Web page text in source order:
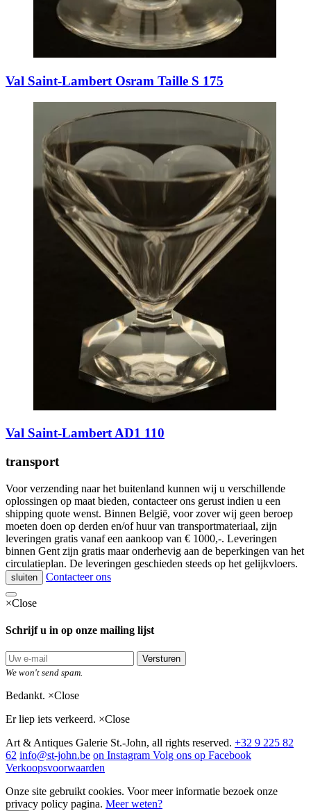
Val Saint-Lambert Osram Taille S 175
Val Saint-Lambert AD1 110
transport
Voor verzending naar het buitenland kunnen wij u verschillende
oplossingen op maat bieden, contacteer ons gerust indien u een
shipping quote wenst. Binnen België, voor zover wij geen beroep
moeten doen op derden en/of huur van transportmateriaal, zijn
leveringen gratis vanaf een aankoop van € 1000,-. Leveringen
binnen Gent zijn gratis maar onderhevig aan de beperkingen van het
circulatieplan. De leveringen geschieden steeds op het gelijkvloers.
sluiten Contacteer ons
×Close
Schrijf u in op onze mailing lijst
Versturen
We won't send spam.
Bedankt. ×Close
Er liep iets verkeerd. ×Close
Art & Antiques Galerie St.-John, all rights reserved. +32 9 225 82
62 info@st-john.be on Instagram Volg ons op Facebook
Verkoopsvoorwaarden
Onze site gebruikt cookies. Voor meer informatie bezoek onze
privacy policy pagina. Meer weten?